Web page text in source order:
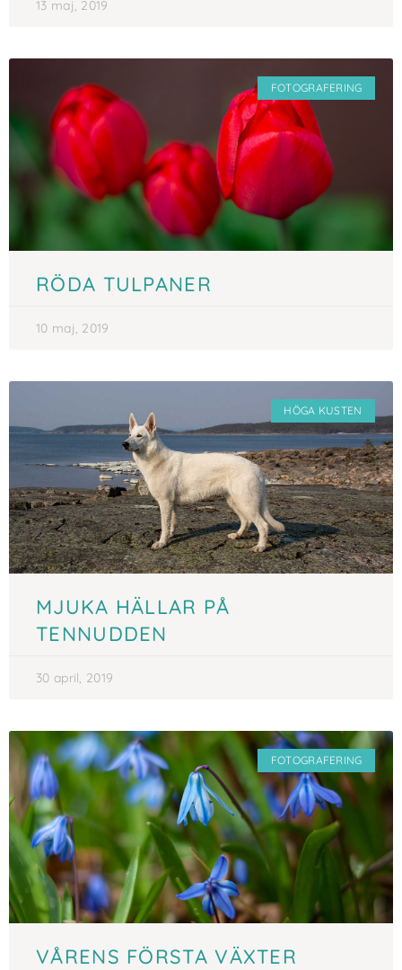
13 maj, 2019
FOTOGRAFERING
RÖDA TULPANER
10 maj, 2019
HÖGA KUSTEN
MJUKA HÄLLAR PÅ
TENNUDDEN
30 april, 2019
FOTOGRAFERING
VÅRENS FÖRSTA VÄXTER